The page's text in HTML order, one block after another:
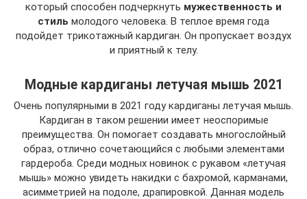
который способен подчеркнуть мужественность и
стиль молодого человека. В теплое время года
подойдет трикотажный кардиган. Он пропускает воздух
и приятный к телу.
Модные кардиганы летучая мышь 2021
Очень популярными в 2021 году кардиганы летучая мышь.
Кардиган в таком решении имеет неоспоримые
преимущества. Он помогает создавать многослойный
образ, отлично сочетающийся с любыми элементами
гардероба. Среди модных новинок с рукавом «летучая
мышь» можно увидеть накидки с бахромой, карманами,
асимметрией на подоле, драпировкой. Данная модель